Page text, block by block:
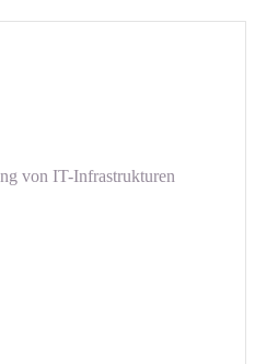
von IT-Infrastrukturen